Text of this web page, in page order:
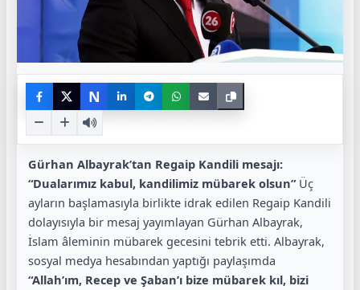
N
Gürhan Albayrak’tan Regaip Kandili mesajı:
“Dualarımız kabul, kandilimiz mübarek olsun”Üç
ayların başlamasıyla birlikte idrak edilen Regaip Kandili
dolayısıyla bir mesaj yayımlayan Gürhan Albayrak,
İslam âleminin mübarek gecesini tebrik etti. Albayrak,
sosyal medya hesabından yaptığı paylaşımda
“Allah’ım, Recep ve Şaban’ı bize mübarek kıl, bizi